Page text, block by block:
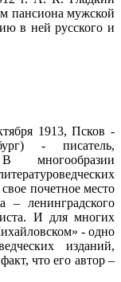
пансиона мужской
в ней русского и
1913, Псков -
- писатель,
многообразии
почетное место
– ленинградского
И для многих
- одно
изданий,
что его автор –